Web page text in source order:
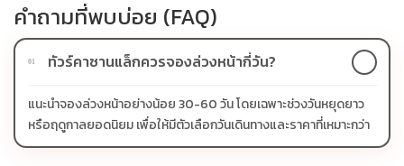
คำถามที่พบบ่อย (FAQ)
01 ทัวร์คาซานแล็กควรจองล่วงหน้ากี่วัน?
แนะนำจองล่วงหน้าอย่างน้อย 30-60 วัน โดยเฉพาะช่วงวันหยุดยาว
หรือฤดูกาลยอดนิยม เพื่อให้มีตัวเลือกวันเดินทางและราคาที่เหมาะกว่า